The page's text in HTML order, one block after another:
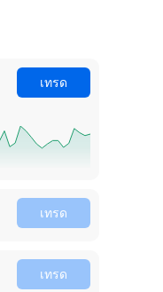
เทรด
เทรด
เทรด